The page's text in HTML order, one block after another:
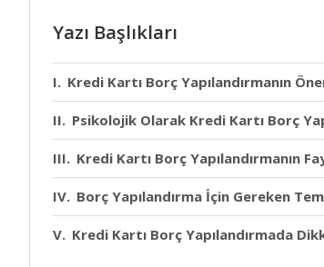
Yazı Başlıkları
Kredi Kartı Borç Yapılandırmanın
Psikolojik Olarak Kredi Kartı Borç
Kredi Kartı Borç Yapılandırmanın
Borç Yapılandırma İçin Gereken
Kredi Kartı Borç Yapılandırmada